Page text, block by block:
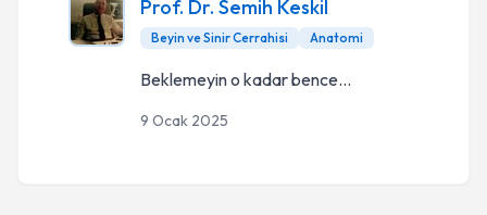
Prof. Dr. Semih Keskil
Beyin ve Sinir Cerrahisi Anatomi
Beklemeyin o kadar bence...
9 Ocak 2025